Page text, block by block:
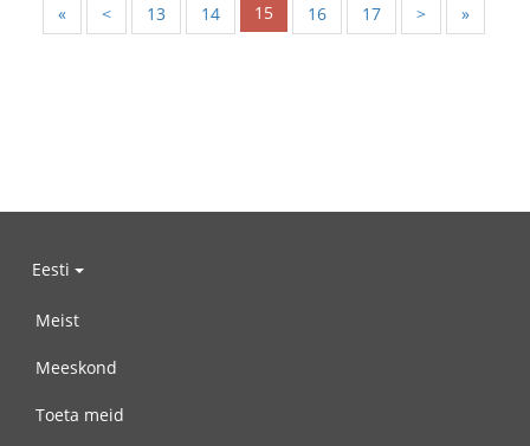
« < 13 14 15 16 17 > »
Eesti
Meist
Meeskond
Toeta meid